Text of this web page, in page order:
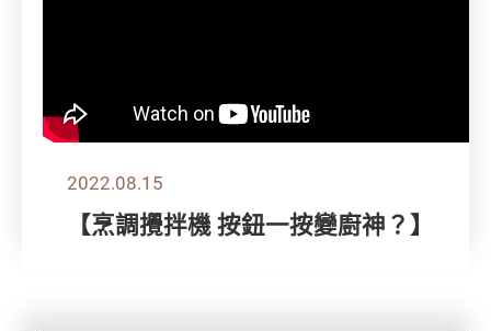
2022.08.15
【烹調攪拌機 按鈕一按變廚神？】